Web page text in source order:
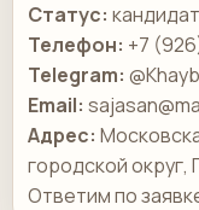
Статус:
Телефон: +7
Telegram:
Email:
Адрес:
городской округ,
Ответим по